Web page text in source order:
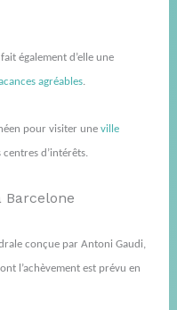
également d’elle une
agréables.
pour visiter une ville
centres d’intérêts.
conçue par Antoni Gaudi,
l’achèvement est prévu en